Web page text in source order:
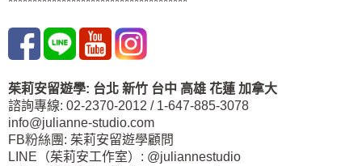
茱莉安留遊學: 台北 新竹 台中 高雄 花蓮 加拿大
諮詢專線: 02-2370-2012 / 1-647-885-3078
info@julianne-studio.com
FB粉絲團: 茱莉安留遊學顧問
LINE（茱莉安工作室）: @juliannestudio